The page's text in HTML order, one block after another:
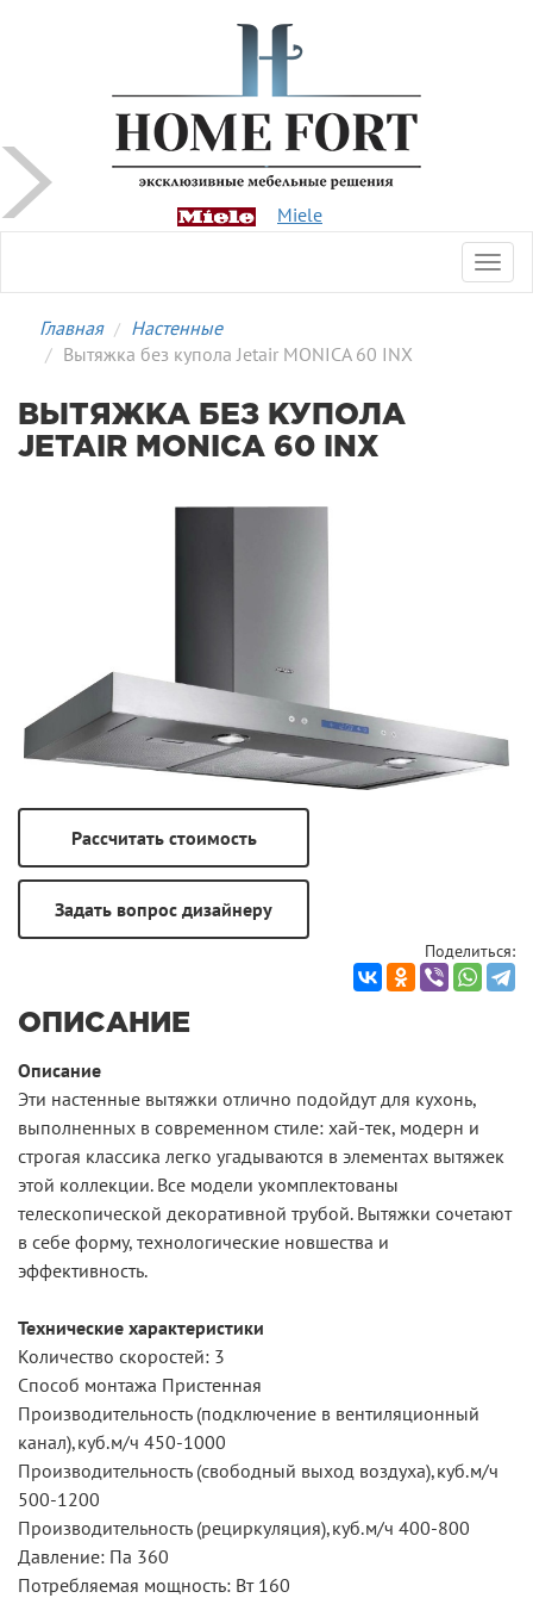
Miele
Главная
Настенные
Вытяжка без купола Jetair MONICA 60 INX
ВЫТЯЖКА БЕЗ КУПОЛА
JETAIR MONICA 60 INX
Поделиться:
ОПИСАНИЕ
Описание
Эти настенные вытяжки отлично подойдут для кухонь,
выполненных в современном стиле: хай-тек, модерн и
строгая классика легко угадываются в элементах вытяжек
этой коллекции. Все модели укомплектованы
телескопической декоративной трубой. Вытяжки сочетают
в себе форму, технологические новшества и
эффективность.
Технические характеристики
Количество скоростей: 3
Способ монтажа Пристенная
Производительность (подключение в вентиляционный
канал),куб.м/ч 450-1000
Производительность (свободный выход воздуха),куб.м/ч
500-1200
Производительность (рециркуляция),куб.м/ч 400-800
Давление: Па 360
Потребляемая мощность: Вт 160